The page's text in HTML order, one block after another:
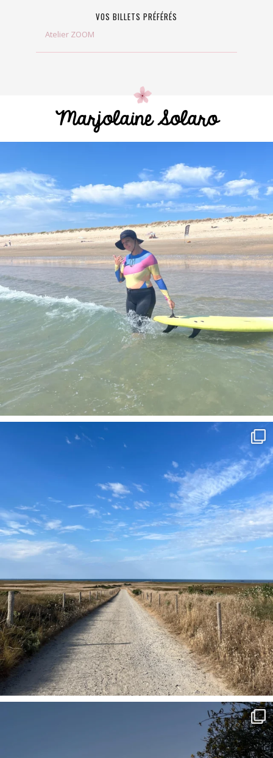
VOS BILLETS PRÉFÉRÉS
Atelier ZOOM
Marjolaine Solaro